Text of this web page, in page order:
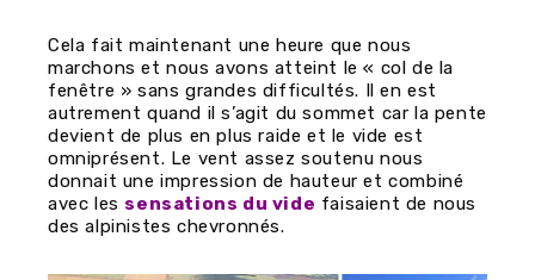
Cela fait maintenant une heure que nous
marchons et nous avons atteint le « col de la
fenêtre » sans grandes difficultés. Il en est
autrement quand il s’agit du sommet car la pente
devient de plus en plus raide et le vide est
omniprésent. Le vent assez soutenu nous
donnait une impression de hauteur et combiné
avec les sensations du vide faisaient de nous
des alpinistes chevronnés.